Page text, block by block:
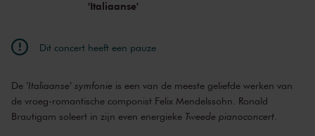
'Italiaanse'
Dit concert heeft een pauze
De 'Italiaanse' symfonie is een van de meeste geliefde werken van
de vroeg-romantische componist Felix Mendelssohn. Ronald
Brautigam soleert in zijn even energieke Tweede pianoconcert